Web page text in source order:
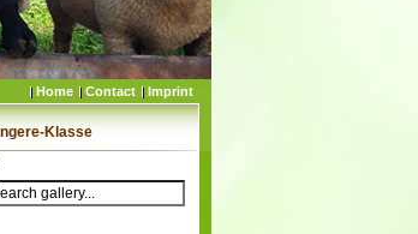
Imprint
Contact
Home
Klasse